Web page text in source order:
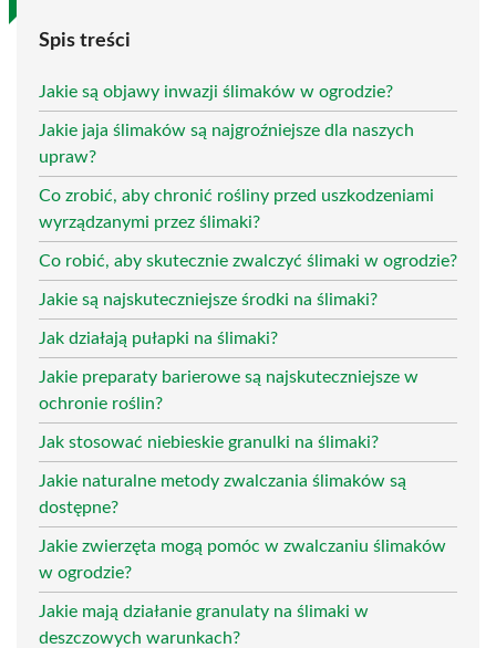
Spis treści
Jakie są objawy inwazji ślimaków w ogrodzie?
Jakie jaja ślimaków są najgroźniejsze dla naszych
upraw?
Co zrobić, aby chronić rośliny przed uszkodzeniami
wyrządzanymi przez ślimaki?
Co robić, aby skutecznie zwalczyć ślimaki w ogrodzie?
Jakie są najskuteczniejsze środki na ślimaki?
Jak działają pułapki na ślimaki?
Jakie preparaty barierowe są najskuteczniejsze w
ochronie roślin?
Jak stosować niebieskie granulki na ślimaki?
Jakie naturalne metody zwalczania ślimaków są
dostępne?
Jakie zwierzęta mogą pomóc w zwalczaniu ślimaków
w ogrodzie?
Jakie mają działanie granulaty na ślimaki w
deszczowych warunkach?